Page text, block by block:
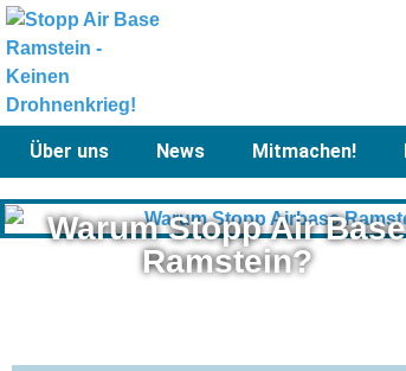
Über uns News Mitmachen!
Warum Stopp Air Base
Ramstein?